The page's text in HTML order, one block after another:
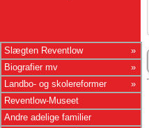
Slægten Reventlow
Biografier mv
Landbo- og skolereformer
Reventlow-Museet
Andre adelige familier